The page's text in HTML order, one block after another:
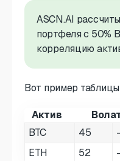
ASCN.AI
портфеля с 50%
корреляцию
Вот пример
Актив
BTC
45
ETH
52